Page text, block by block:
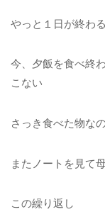
やっと１日が終わる
今、夕飯を食べ終
こない
さっき食べた物な
またノートを見て
この繰り返し